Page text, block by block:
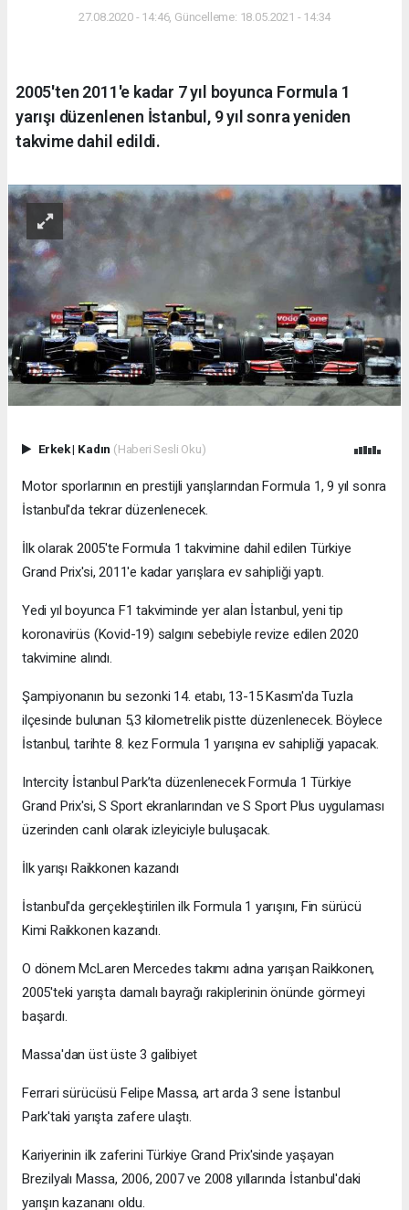
27.08.2020 - 14:46, Güncelleme: 18.05.2021 - 14:34
2005'ten 2011'e kadar 7 yıl boyunca Formula 1
yarışı düzenlenen İstanbul, 9 yıl sonra yeniden
takvime dahil edildi.
Erkek| Kadın (Haberi Sesli Oku)
Motor sporlarının en prestijli yarışlarından Formula 1, 9 yıl sonra
İstanbul'da tekrar düzenlenecek.
İlk olarak 2005'te Formula 1 takvimine dahil edilen Türkiye
Grand Prix'si, 2011'e kadar yarışlara ev sahipliği yaptı.
Yedi yıl boyunca F1 takviminde yer alan İstanbul, yeni tip
koronavirüs (Kovid-19) salgını sebebiyle revize edilen 2020
takvimine alındı.
Şampiyonanın bu sezonki 14. etabı, 13-15 Kasım'da Tuzla
ilçesinde bulunan 5,3 kilometrelik pistte düzenlenecek. Böylece
İstanbul, tarihte 8. kez Formula 1 yarışına ev sahipliği yapacak.
Intercity İstanbul Park’ta düzenlenecek Formula 1 Türkiye
Grand Prix'si, S Sport ekranlarından ve S Sport Plus uygulaması
üzerinden canlı olarak izleyiciyle buluşacak.
İlk yarışı Raikkonen kazandı
İstanbul'da gerçekleştirilen ilk Formula 1 yarışını, Fin sürücü
Kimi Raikkonen kazandı.
O dönem McLaren Mercedes takımı adına yarışan Raikkonen,
2005'teki yarışta damalı bayrağı rakiplerinin önünde görmeyi
başardı.
Massa'dan üst üste 3 galibiyet
Ferrari sürücüsü Felipe Massa, art arda 3 sene İstanbul
Park'taki yarışta zafere ulaştı.
Kariyerinin ilk zaferini Türkiye Grand Prix'sinde yaşayan
Brezilyalı Massa, 2006, 2007 ve 2008 yıllarında İstanbul'daki
yarışın kazananı oldu.